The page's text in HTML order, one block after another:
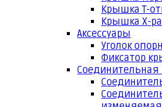
Крышка Т-
Крышка Х-
Аксессуары
Уголок
Фиксатор
Соединительная